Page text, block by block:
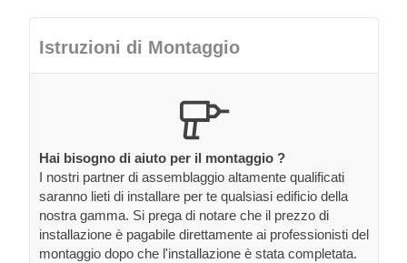
Istruzioni di Montaggio
Hai bisogno di aiuto per il montaggio ?
I nostri partner di assemblaggio altamente qualificati
saranno lieti di installare per te qualsiasi edificio della
nostra gamma. Si prega di notare che il prezzo di
installazione è pagabile direttamente ai professionisti del
montaggio dopo che l'installazione è stata completata.